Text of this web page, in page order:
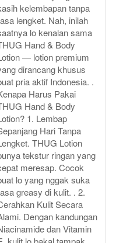
kelembapan tanpa
lengket. Nah, inilah
lo kenalan sama
Hand & Body
— lotion premium
dirancang khusus
pria aktif Indonesia. .
Harus Pakai
Hand & Body
1. Lembap
Hari Tanpa
THUG Lotion
tekstur ringan yang
meresap. Cocok
lo yang nggak suka
greasy di kulit. . 2.
Kulit Secara
Dengan kandungan
dan Vitamin